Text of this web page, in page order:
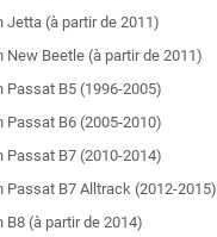
Jetta (à partir de 2011)
New Beetle (à partir de 2011)
Passat B5 (1996-2005)
Passat B6 (2005-2010)
Passat B7 (2010-2014)
Passat B7 Alltrack (2012-2015)
B8 (à partir de 2014)